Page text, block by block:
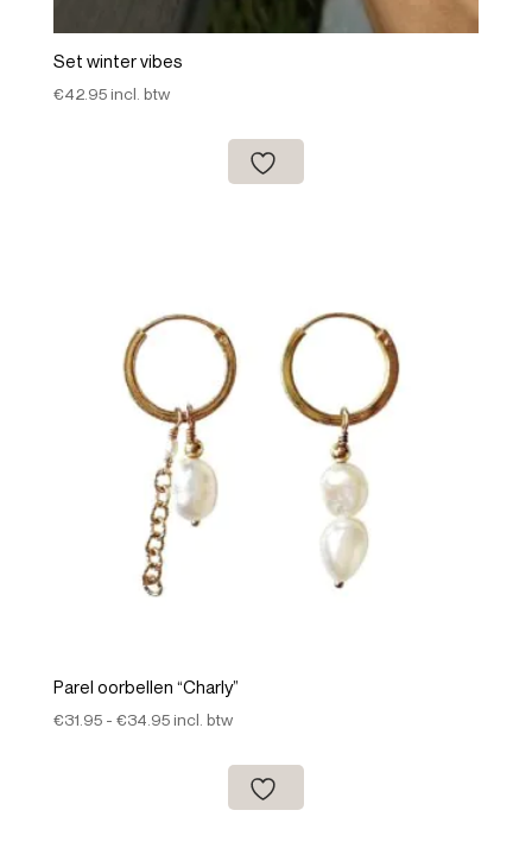
Set winter vibes
€42.95incl. btw
Parel oorbellen “Charly”
€31.95 - €34.95Prijsklasse:
incl. btw